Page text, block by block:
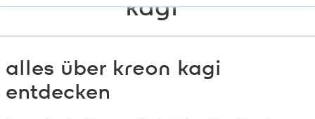
kagi“
alles über kreon kagi
entdecken